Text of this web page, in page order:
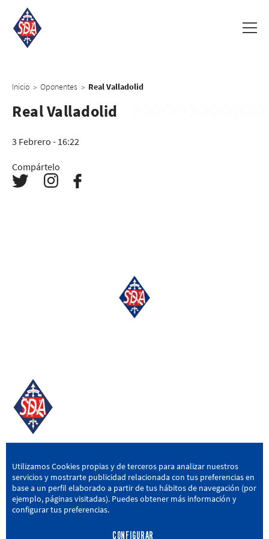
Inicio > Oponentes > Real Valladolid
Real Valladolid
3 Febrero - 16:22
Compártelo
SD AMOREBIETA
San Miguel Kalea, 16, 48340 Amorebieta, Bizkaia
946 604 751 | sda@sdamorebieta.eus
Utilizamos Cookies propias y de terceros para analizar nuestros
servicios y mostrarte publicidad relacionada con tus preferencias en
base a un perfil elaborado a partir de tus hábitos de navegación (por
ejemplo, páginas visitadas). Puedes obtener más información y
configurar tus preferencias.
CONFIGURAR